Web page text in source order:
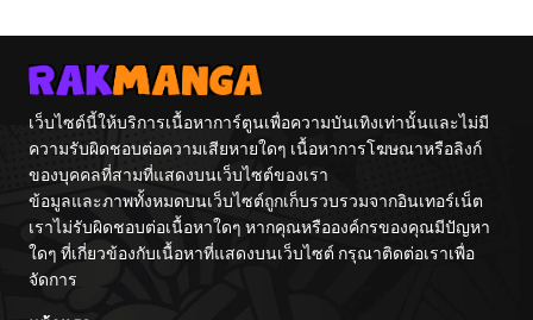
เว็บไซต์นี้ให้บริการเนื้อหาการ์ตูนเพื่อความบันเทิงเท่านั้นและไม่มี
ความรับผิดชอบต่อความเสียหายใดๆ เนื้อหาการโฆษณาหรือลิงก์
ของบุคคลที่สามที่แสดงบนเว็บไซต์ของเรา
ข้อมูลและภาพทั้งหมดบนเว็บไซต์ถูกเก็บรวบรวมจากอินเทอร์เน็ต
เราไม่รับผิดชอบต่อเนื้อหาใดๆ หากคุณหรือองค์กรของคุณมีปัญหา
ใดๆ ที่เกี่ยวข้องกับเนื้อหาที่แสดงบนเว็บไซต์ กรุณาติดต่อเราเพื่อ
จัดการ